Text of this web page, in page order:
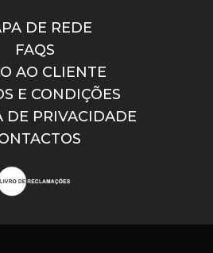
DE REDE
FAQS
AO CLIENTE
E CONDIÇÕES
DE PRIVACIDADE